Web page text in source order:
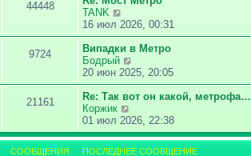
ющ
е
н
и
ю
у
с
о
о
б
щ
е
н
и
ю
д
н
е
м
у
с
о
б
щ
е
о
с
л
е
д
н
е
м
у
с
о
т
и
к
п
о
с
л
е
д
н
е
44448
TANK
е
р
е
й
т
и
к
п
о
с
л
16 июл 2026, 00:31
9724
Випадки в Метро
Бодрый
е
р
е
т
и
к
20 июн 2025, 20:05
21161
Re: Так вот он какой, метрофа…
Коржик
е
р
е
01 июл 2026, 22:38
СООБЩЕНИЯ ПОСЛЕДНЕЕ СООБЩЕНИЕ